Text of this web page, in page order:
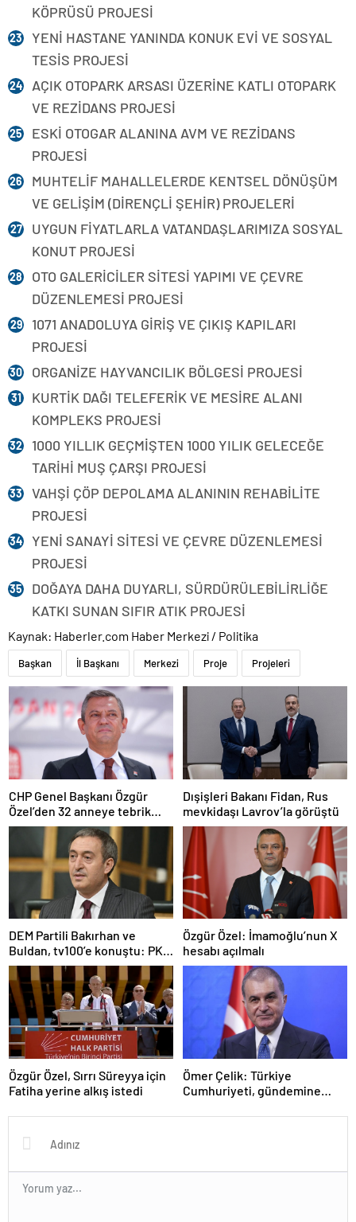
KÖPRÜSÜ PROJESİ
YENİ HASTANE YANINDA KONUK EVİ VE SOSYAL
TESİS PROJESİ
AÇIK OTOPARK ARSASI ÜZERİNE KATLI OTOPARK
VE REZİDANS PROJESİ
ESKİ OTOGAR ALANINA AVM VE REZİDANS
PROJESİ
MUHTELİF MAHALLELERDE KENTSEL DÖNÜŞÜM
VE GELİŞİM (DİRENÇLİ ŞEHİR) PROJELERİ
UYGUN FİYATLARLA VATANDAŞLARIMIZA SOSYAL
KONUT PROJESİ
OTO GALERİCİLER SİTESİ YAPIMI VE ÇEVRE
DÜZENLEMESİ PROJESİ
1071 ANADOLUYA GİRİŞ VE ÇIKIŞ KAPILARI
PROJESİ
ORGANİZE HAYVANCILIK BÖLGESİ PROJESİ
KURTİK DAĞI TELEFERİK VE MESİRE ALANI
KOMPLEKS PROJESİ
1000 YILLIK GEÇMİŞTEN 1000 YILIK GELECEĞE
TARİHİ MUŞ ÇARŞI PROJESİ
VAHŞİ ÇÖP DEPOLAMA ALANININ REHABİLİTE
PROJESİ
YENİ SANAYİ SİTESİ VE ÇEVRE DÜZENLEMESİ
PROJESİ
DOĞAYA DAHA DUYARLI, SÜRDÜRÜLEBİLİRLİĞE
KATKI SUNAN SIFIR ATIK PROJESİ
Kaynak: Haberler.com Haber Merkezi / Politika
Başkan İl Başkanı Merkezi Proje Projeleri
CHP Genel Başkanı Özgür
Özel’den 32 anneye tebrik
telefonu
Dışişleri Bakanı Fidan, Rus
mevkidaşı Lavrov’la görüştü
DEM Partili Bakırhan ve
Buldan, tv100’e konuştu: PKK
ne zaman kendini feshedecek
Özgür Özel: İmamoğlu’nun X
hesabı açılmalı
Özgür Özel, Sırrı Süreyya için
Fatiha yerine alkış istedi
Ömer Çelik: Türkiye
Cumhuriyeti, gündemine